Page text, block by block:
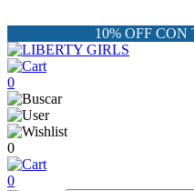
10% OFF
0
0
0